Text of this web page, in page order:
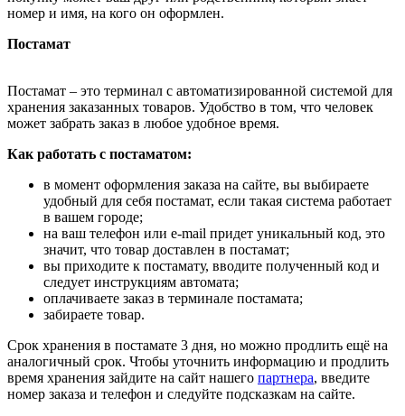
номер и имя, на кого он оформлен.
Постамат
Постамат – это терминал с автоматизированной системой для
хранения заказанных товаров. Удобство в том, что человек
может забрать заказ в любое удобное время.
Как работать с постаматом:
в момент оформления заказа на сайте, вы выбираете
удобный для себя постамат, если такая система работает
в вашем городе;
на ваш телефон или e-mail придет уникальный код, это
значит, что товар доставлен в постамат;
вы приходите к постамату, вводите полученный код и
следует инструкциям автомата;
оплачиваете заказ в терминале постамата;
забираете товар.
Срок хранения в постамате 3 дня, но можно продлить ещё на
аналогичный срок. Чтобы уточнить информацию и продлить
время хранения зайдите на сайт нашего партнера, введите
номер заказа и телефон и следуйте подсказкам на сайте.